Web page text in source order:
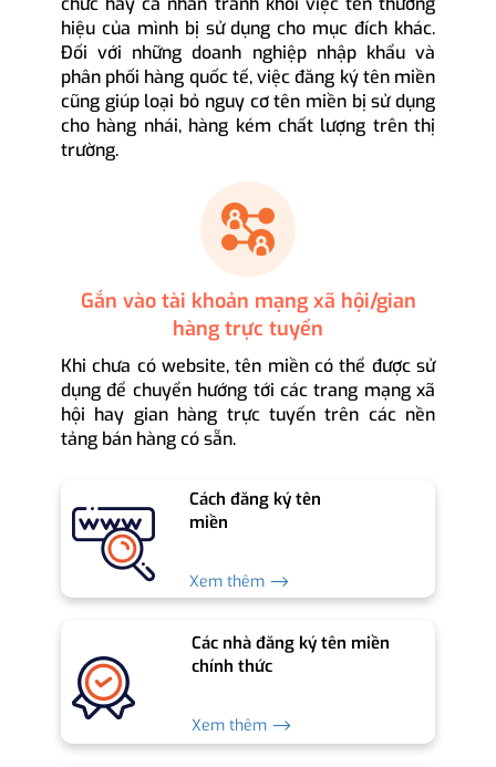
hiệu của mình bị sử dụng cho mục đích khác.
Đối với những doanh nghiệp nhập khẩu và
phân phối hàng quốc tế, việc đăng ký tên miền
cũng giúp loại bỏ nguy cơ tên miền bị sử dụng
cho hàng nhái, hàng kém chất lượng trên thị
trường.
Gắn vào tài khoản mạng xã hội/gian
hàng trực tuyến
Khi chưa có website, tên miền có thể được sử
dụng để chuyển hướng tới các trang mạng xã
hội hay gian hàng trực tuyến trên các nền
tảng bán hàng có sẵn.
Cách đăng ký tên
miền
Xem thêm ⟶
Các nhà đăng ký tên miền
chính thức
Xem thêm ⟶